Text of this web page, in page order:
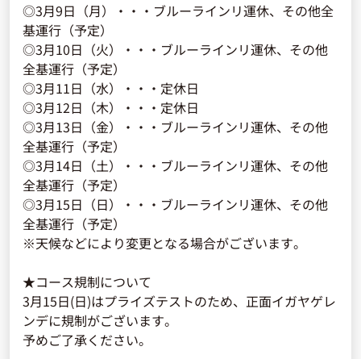
◎3月9日（月）・・・ブルーラインリ運休、その他全
基運行（予定）
◎3月10日（火）・・・ブルーラインリ運休、その他
全基運行（予定）
◎3月11日（水）・・・定休日
◎3月12日（木）・・・定休日
◎3月13日（金）・・・ブルーラインリ運休、その他
全基運行（予定）
◎3月14日（土）・・・ブルーラインリ運休、その他
全基運行（予定）
◎3月15日（日）・・・ブルーラインリ運休、その他
全基運行（予定）
※天候などにより変更となる場合がございます。
★コース規制について
3月15日(日)はプライズテストのため、正面イガヤゲレ
ンデに規制がございます。
予めご了承ください。